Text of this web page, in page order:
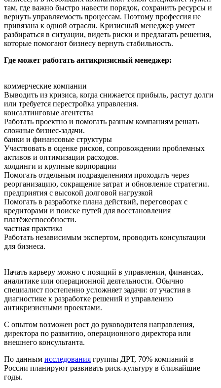
там, где важно быстро навести порядок, сохранить ресурсы и
вернуть управляемость процессам. Поэтому профессия не
привязана к одной отрасли. Кризисный менеджер умеет
разбираться в ситуации, видеть риски и предлагать решения,
которые помогают бизнесу вернуть стабильность.
Где может работать антикризисный менеджер:
коммерческие компании
Выводить из кризиса, когда снижается прибыль, растут долги
или требуется перестройка управления.
консалтинговые агентства
Работать проектно и помогать разным компаниям решать
сложные бизнес-задачи.
банки и финансовые структуры
Участвовать в оценке рисков, сопровождении проблемных
активов и оптимизации расходов.
холдинги и крупные корпорации
Помогать отдельным подразделениям проходить через
реорганизацию, сокращение затрат и обновление стратегии.
предприятия с высокой долговой нагрузкой
Помогать в разработке плана действий, переговорах с
кредиторами и поиске путей для восстановления
платёжеспособности.
частная практика
Работать независимым экспертом, проводить консультации
для бизнеса.
Начать карьеру можно с позиций в управлении, финансах,
аналитике или операционной деятельности. Обычно
специалист постепенно усложняет задачи: от участия в
диагностике к разработке решений и управлению
антикризисными проектами.
С опытом возможен рост до руководителя направления,
директора по развитию, операционного директора или
внешнего консультанта.
По данным исследования группы ДРТ, 70% компаний в
России планируют развивать риск-культуру в ближайшие
годы.